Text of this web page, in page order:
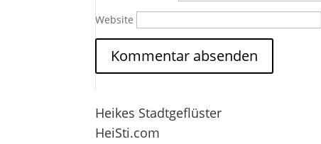
Website
Heikes Stadtgeflüster
HeiSti.com